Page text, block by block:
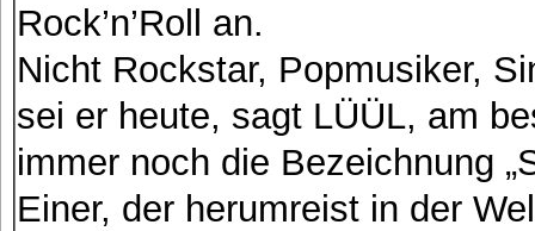
Rock’n’Roll an.
Nicht Rockstar, Popmusiker,
sei er heute, sagt LÜÜL, am
immer noch die Bezeichnung
Einer, der herumreist in der